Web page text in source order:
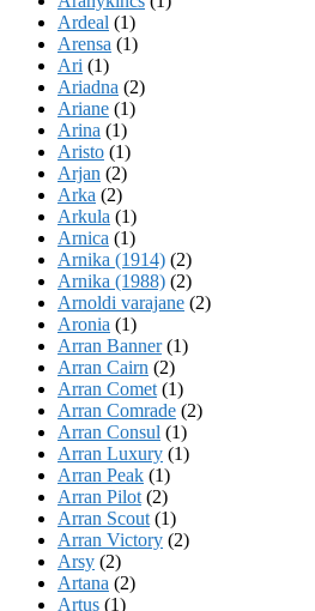
Ardeal (1)
Arensa (1)
Ari (1)
Ariadna (2)
Ariane (1)
Arina (1)
Aristo (1)
Arjan (2)
Arka (2)
Arkula (1)
Arnica (1)
Arnika (1914) (2)
Arnika (1988) (2)
Arnoldi varajane (2)
Aronia (1)
Arran Banner(1)
Arran Cairn (2)
Arran Comet (1)
Arran Comrade (2)
Arran Consul (1)
Arran Luxury (1)
Arran Peak (1)
Arran Pilot (2)
Arran Scout (1)
Arran Victory (2)
Arsy (2)
Artana (2)
Artus (1)